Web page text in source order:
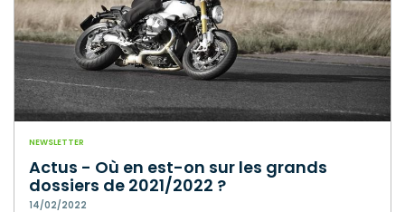
NEWSLETTER
Actus - Où en est-on sur les grands
dossiers de 2021/2022 ?
14/02/2022